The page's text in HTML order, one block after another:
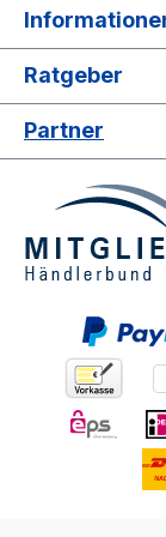
Ratgeber
Partner